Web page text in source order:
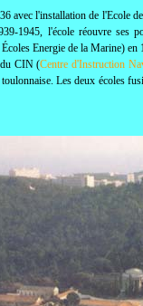
avec l'installation de l'Ecole
1945, l'école réouvre ses
Energie de la Marine) en
du CIN (Centre d'Instruction
Les deux écoles